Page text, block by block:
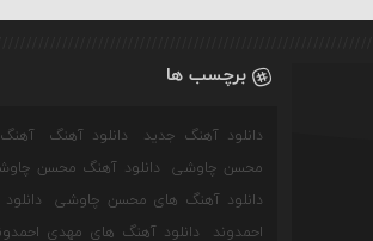
برچسب ها
دانلود آهنگ جدید دانلود آهنگ آهنگ
محسن چاوشی
دانلود آهنگ محسن
دانلود آهنگ های محسن چاوشی
احمدوند
دانلود آهنگ های مهدی